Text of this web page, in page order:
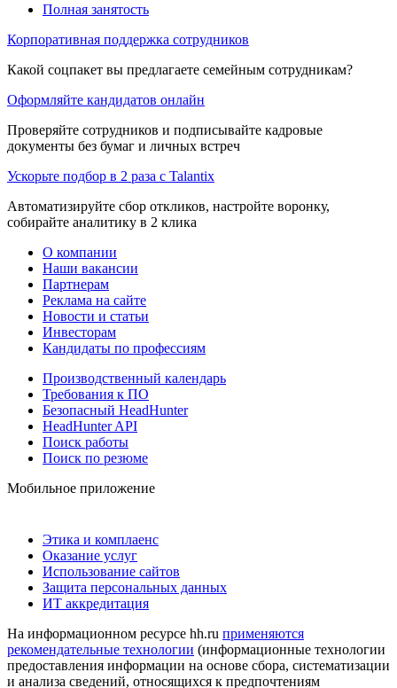
Полная занятость
Корпоративная поддержка сотрудников
Какой соцпакет вы предлагаете семейным сотрудникам?
Оформляйте кандидатов онлайн
Проверяйте сотрудников и подписывайте кадровые
документы без бумаг и личных встреч
Ускорьте подбор в 2 раза с Talantix
Автоматизируйте сбор откликов, настройте воронку,
собирайте аналитику в 2 клика
О компании
Наши вакансии
Партнерам
Реклама на сайте
Новости и статьи
Инвесторам
Кандидаты по профессиям
Производственный календарь
Требования к ПО
Безопасный HeadHunter
HeadHunter API
Поиск работы
Поиск по резюме
Мобильное приложение
Этика и комплаенс
Оказание услуг
Использование сайтов
Защита персональных данных
ИТ аккредитация
На информационном ресурсе hh.ru применяются
рекомендательные технологии (информационные технологии
предоставления информации на основе сбора, систематизации
и анализа сведений, относящихся к предпочтениям